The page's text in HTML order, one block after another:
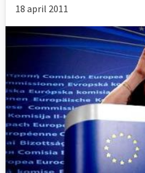
18 april 2011